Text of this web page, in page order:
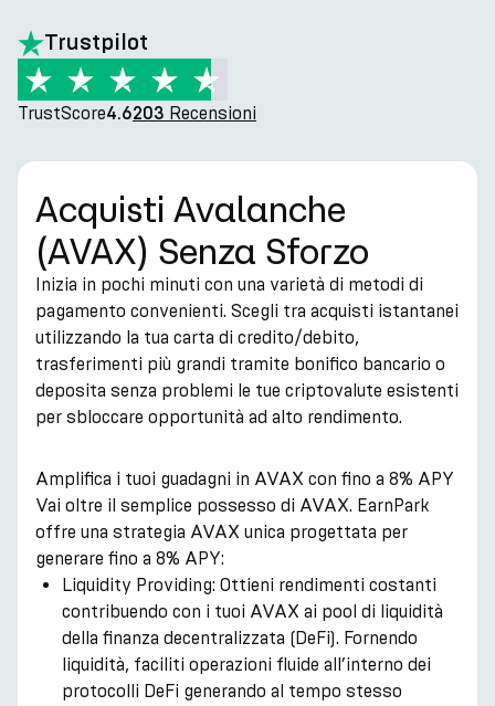
Trustpilot
TrustScore4.6203 Recensioni
Acquisti Avalanche
(AVAX) Senza Sforzo
Inizia in pochi minuti con una varietà di metodi di
pagamento convenienti. Scegli tra acquisti istantanei
utilizzando la tua carta di credito/debito,
trasferimenti più grandi tramite bonifico bancario o
deposita senza problemi le tue criptovalute esistenti
per sbloccare opportunità ad alto rendimento.
Amplifica i tuoi guadagni in AVAX con fino a 8% APY
Vai oltre il semplice possesso di AVAX. EarnPark
offre una strategia AVAX unica progettata per
generare fino a 8% APY:
Liquidity Providing: Ottieni rendimenti costanti
contribuendo con i tuoi AVAX ai pool di liquidità
della finanza decentralizzata (DeFi). Fornendo
liquidità, faciliti operazioni fluide all’interno dei
protocolli DeFi generando al tempo stesso